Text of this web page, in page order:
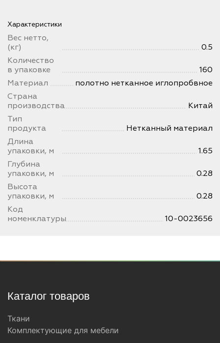
Характеристики
Вес нетто,
(кг)
0.5
Количество
в упаковке
160
Материал
полотно нетканное иглопробвное
Страна
производства
Китай
Тип
продукта
Нетканный материал
Длина
упаковки, м
1.65
Глубина
упаковки, м
0.28
Высота
упаковки, м
0.28
Код
номенклатуры
10-0023656
Каталог товаров
Ткани
Комплектующие для мебели